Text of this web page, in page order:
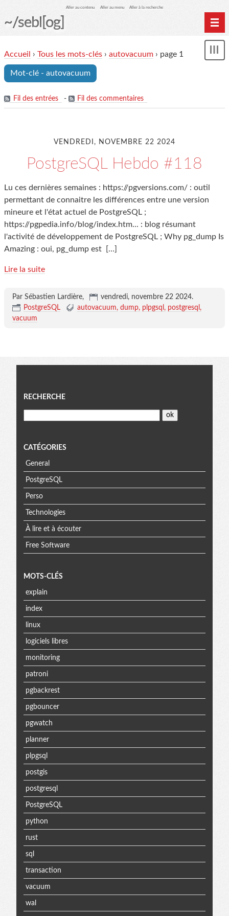
Aller au contenu Aller au menu Aller à la recherche
~/sebl[og]
Archives
Accueil › Tous les mots-clés › autovacuum › page 1
Mot-clé - autovacuum
Fil des entrées - Fil des commentaires
VENDREDI, NOVEMBRE 22 2024
PostgreSQL Hebdo #118
Lu ces dernières semaines : https://pgversions.com/ : outil
permettant de connaitre les différences entre une version
mineure et l'état actuel de PostgreSQL ;
https://pgpedia.info/blog/index.htm... : blog résumant
l'activité de développement de PostgreSQL ; Why pg_dump Is
Amazing : oui, pg_dump est
[…]
Lire la suite
Par Sébastien Lardière, vendredi, novembre 22 2024.
PostgreSQL
autovacuum dump plpgsql
postgresql
vacuum
Menu
RECHERCHE
CATÉGORIES
General
PostgreSQL
Perso
Technologies
À lire et à écouter
Free Software
MOTS-CLÉS
explain
index
linux
logiciels libres
monitoring
patroni
pgbackrest
pgbouncer
pgwatch
planner
plpgsql
postgis
postgresql
PostgreSQL
python
rust
sql
transaction
vacuum
wal